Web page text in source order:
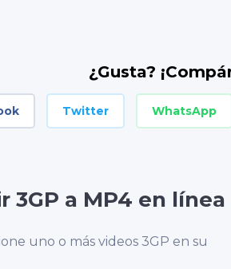
¿Gusta?
Twitter WhatsApp
3GP a MP4 en línea
uno o más videos 3GP en su